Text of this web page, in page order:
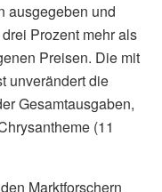
ausgegeben und
Prozent mehr als
Preisen. Die mit
unverändert die
Gesamtausgaben,
(11
Marktforschern